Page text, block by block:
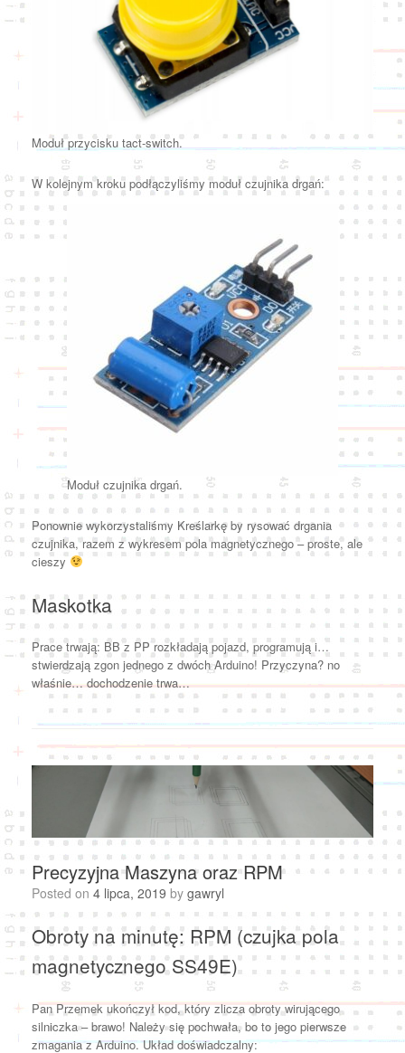
Moduł przycisku tact-switch.
W kolejnym kroku podłączyliśmy moduł czujnika drgań:
Moduł czujnika drgań.
Ponownie wykorzystaliśmy Kreślarkę by rysować drgania
czujnika, razem z wykresem pola magnetycznego – proste, ale
cieszy
Maskotka
Prace trwają: BB z PP rozkładają pojazd, programują i…
stwierdzają zgon jednego z dwóch Arduino! Przyczyna? no
właśnie… dochodzenie trwa…
Precyzyjna Maszyna oraz RPM
Posted on 4 lipca, 2019 by gawryl
Obroty na minutę: RPM (czujka pola
magnetycznego SS49E)
Pan Przemek ukończył kod, który zlicza obroty wirującego
silniczka – brawo! Należy się pochwała, bo to jego pierwsze
zmagania z Arduino. Układ doświadczalny: